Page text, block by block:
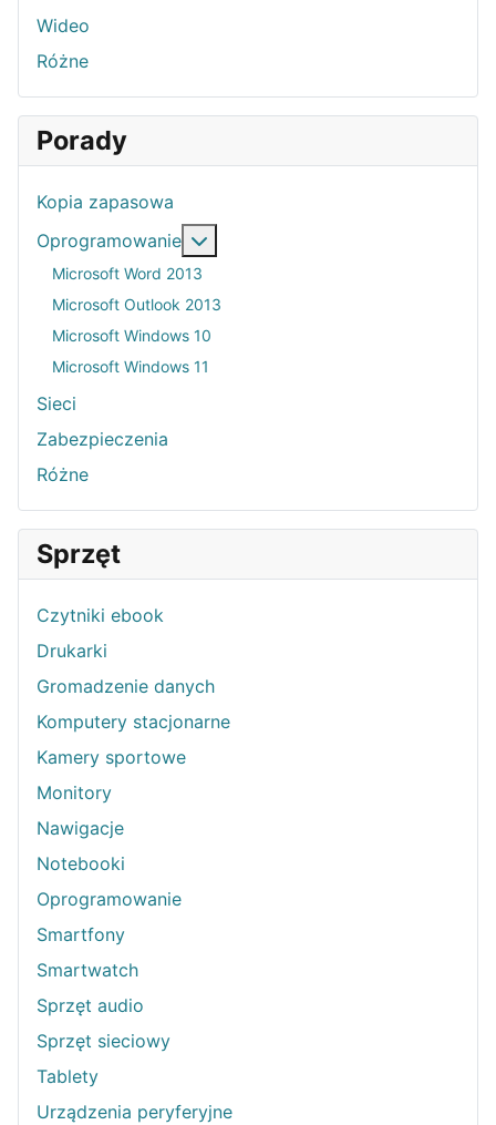
Wideo
Różne
Porady
Kopia zapasowa
Oprogramowanie
Microsoft Word 2013
Microsoft Outlook 2013
Microsoft Windows 10
Microsoft Windows 11
Sieci
Zabezpieczenia
Różne
Sprzęt
Czytniki ebook
Drukarki
Gromadzenie danych
Komputery stacjonarne
Kamery sportowe
Monitory
Nawigacje
Notebooki
Oprogramowanie
Smartfony
Smartwatch
Sprzęt audio
Sprzęt sieciowy
Tablety
Urządzenia peryferyjne